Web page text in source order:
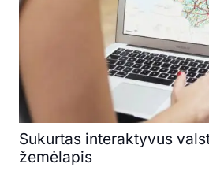
Sukurtas interaktyvus
žemėlapis